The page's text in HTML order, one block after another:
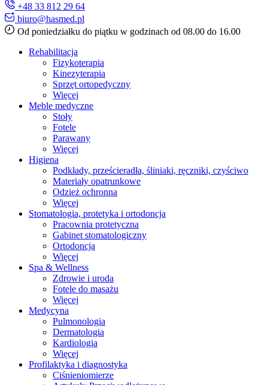
+48 33 812 29 64
biuro@hasmed.pl
Od poniedziałku do piątku w godzinach od 08.00 do 16.00
Rehabilitacja
Fizykoterapia
Kinezyterapia
Sprzęt ortopedyczny
Więcej
Meble medyczne
Stoły
Fotele
Parawany
Więcej
Higiena
Podkłady, prześcieradła, śliniaki, ręczniki, czyściwo
Materiały opatrunkowe
Odzież ochronna
Więcej
Stomatologia, protetyka i ortodoncja
Pracownia protetyczna
Gabinet stomatologiczny
Ortodoncja
Więcej
Spa & Wellness
Zdrowie i uroda
Fotele do masażu
Więcej
Medycyna
Pulmonologia
Dermatologia
Kardiologia
Więcej
Profilaktyka i diagnostyka
Ciśnieniomierze